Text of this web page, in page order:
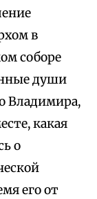
в
соборе
души
Владимира,
какая
о
его от